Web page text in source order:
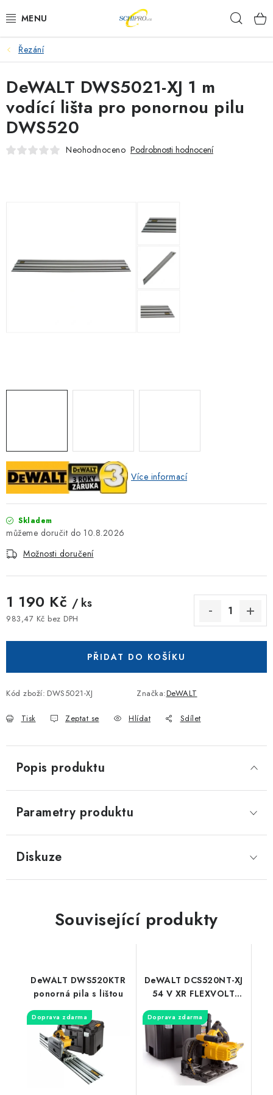
na
AKU NÁŘADÍ
ELEKTRICKÉ NÁŘADÍ
PŘÍSLUŠENSTVÍ
MĚŘÍCÍ TECHNIKA
ZNAČKOVACÍ SPREJE
Obchodní podmínky
Řezání
Více informací
Skladem
10.8.2026
Možnosti doručení
1 190 Kč / ks
983,47 Kč bez DPH
PŘIDAT DO KOŠÍKU
Kód zboží: DWS5021-XJ Značka:DeWALT
Tisk Zeptat se Hlídat Sdílet
DeWALT DWS5021-XJ 1 m
vodící lišta pro ponornou pilu
DWS520
Neohodnoceno Podrobnosti hodnocení
Popis produktu
Parametry produktu
Diskuze
Související produkty
DeWALT DWS520KTR
ponorná pila s lištou
Doprava zdarma
DeWALT DCS520NT-XJ
54 V XR FLEXVOLT
ponorná kotoučová
pila se základnou pro
vodící lišty DeWALT,
kotouč 165 x 20 mm,
prořez 55/59 mm
s/bez lišty,bez
akumulátoru a
Doprava zdarma